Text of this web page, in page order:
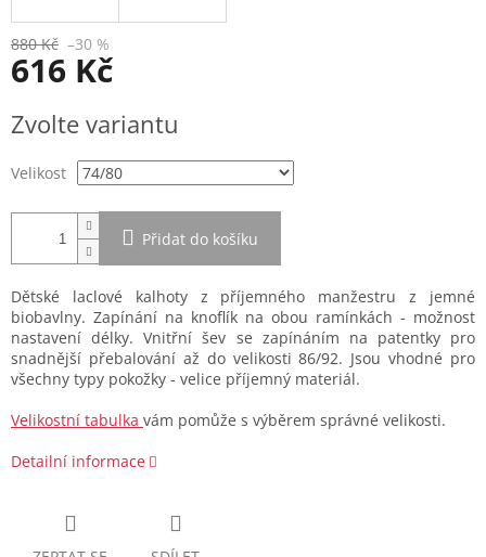
880 Kč –30 %
616 Kč
cena:
Zvolte variantu
Velikost
Přidat do košíku
Dětské laclové kalhoty z příjemného manžestru z jemné
biobavlny. Zapínání na knoflík na obou ramínkách - možnost
nastavení délky. Vnitřní šev se zapínáním na patentky pro
snadnější přebalování až do velikosti 86/92. Jsou vhodné pro
všechny typy pokožky - velice příjemný materiál.
Velikostní tabulka vám pomůže s výběrem správné velikosti.
Detailní informace